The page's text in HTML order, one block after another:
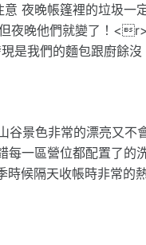
夜晚帳篷裡的垃圾一
夜晚他們就變了！<r>
是我們的麵包跟廚餘沒
谷景色非常的漂亮又不
每一區營位都配置了的
時候隔天收帳時非常的